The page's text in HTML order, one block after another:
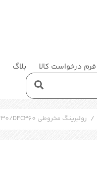
فرم درخواست کالا بلاگ
/ رولبرینگ مخروطی SKF 32230/DFC360